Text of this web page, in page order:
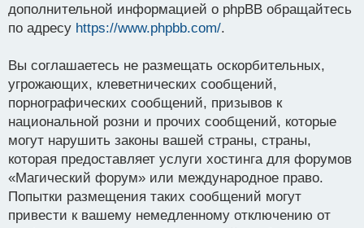
дополнительной информацией о phpBB обращайтесь
по адресу https://www.phpbb.com/.
Вы соглашаетесь не размещать оскорбительных,
угрожающих, клеветнических сообщений,
порнографических сообщений, призывов к
национальной розни и прочих сообщений, которые
могут нарушить законы вашей страны, страны,
которая предоставляет услуги хостинга для форумов
«Магический форум» или международное право.
Попытки размещения таких сообщений могут
привести к вашему немедленному отключению от